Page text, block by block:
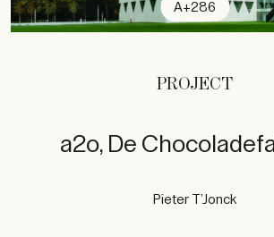
A+286
PROJECT
a2o, De
Pieter T’Jonck